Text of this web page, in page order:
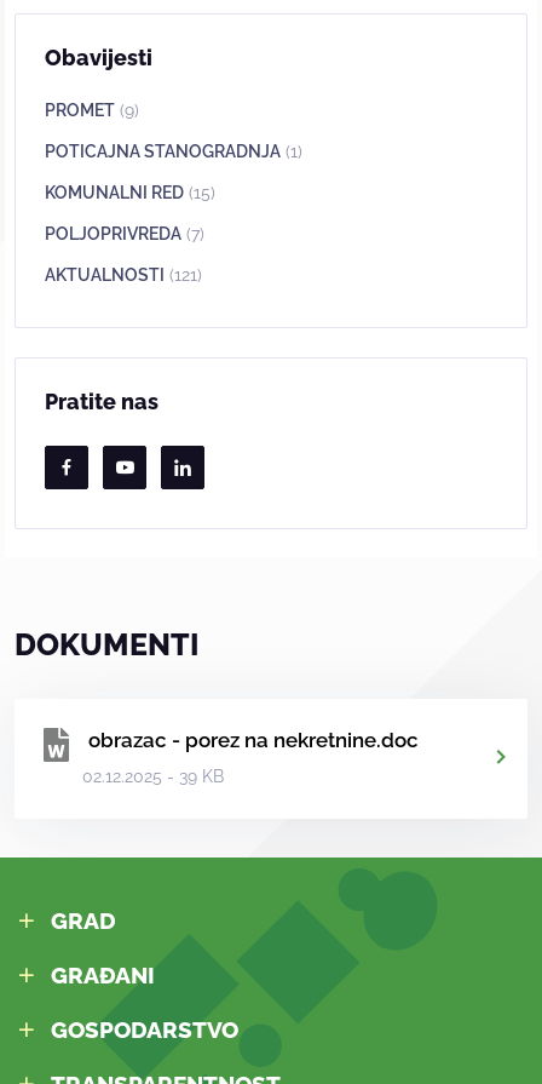
Obavijesti
PROMET (9)
POTICAJNA STANOGRADNJA (1)
KOMUNALNI RED (15)
POLJOPRIVREDA (7)
AKTUALNOSTI (121)
Pratite nas
DOKUMENTI
obrazac - porez na nekretnine.doc
02.12.2025 - 39 KB
GRAD
GRAĐANI
GOSPODARSTVO